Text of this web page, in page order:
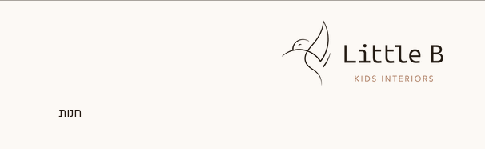
חנות